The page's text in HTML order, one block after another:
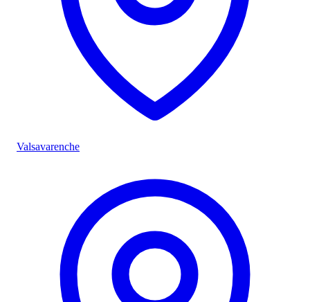
Valsavarenche